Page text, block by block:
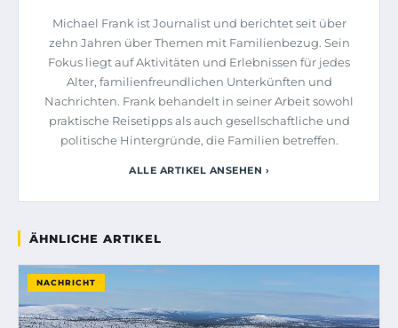
Michael Frank ist Journalist und berichtet seit über
zehn Jahren über Themen mit Familienbezug. Sein
Fokus liegt auf Aktivitäten und Erlebnissen für jedes
Alter, familienfreundlichen Unterkünften und
Nachrichten. Frank behandelt in seiner Arbeit sowohl
praktische Reisetipps als auch gesellschaftliche und
politische Hintergründe, die Familien betreffen.
ALLE ARTIKEL ANSEHEN ›
ÄHNLICHE ARTIKEL
NACHRICHT